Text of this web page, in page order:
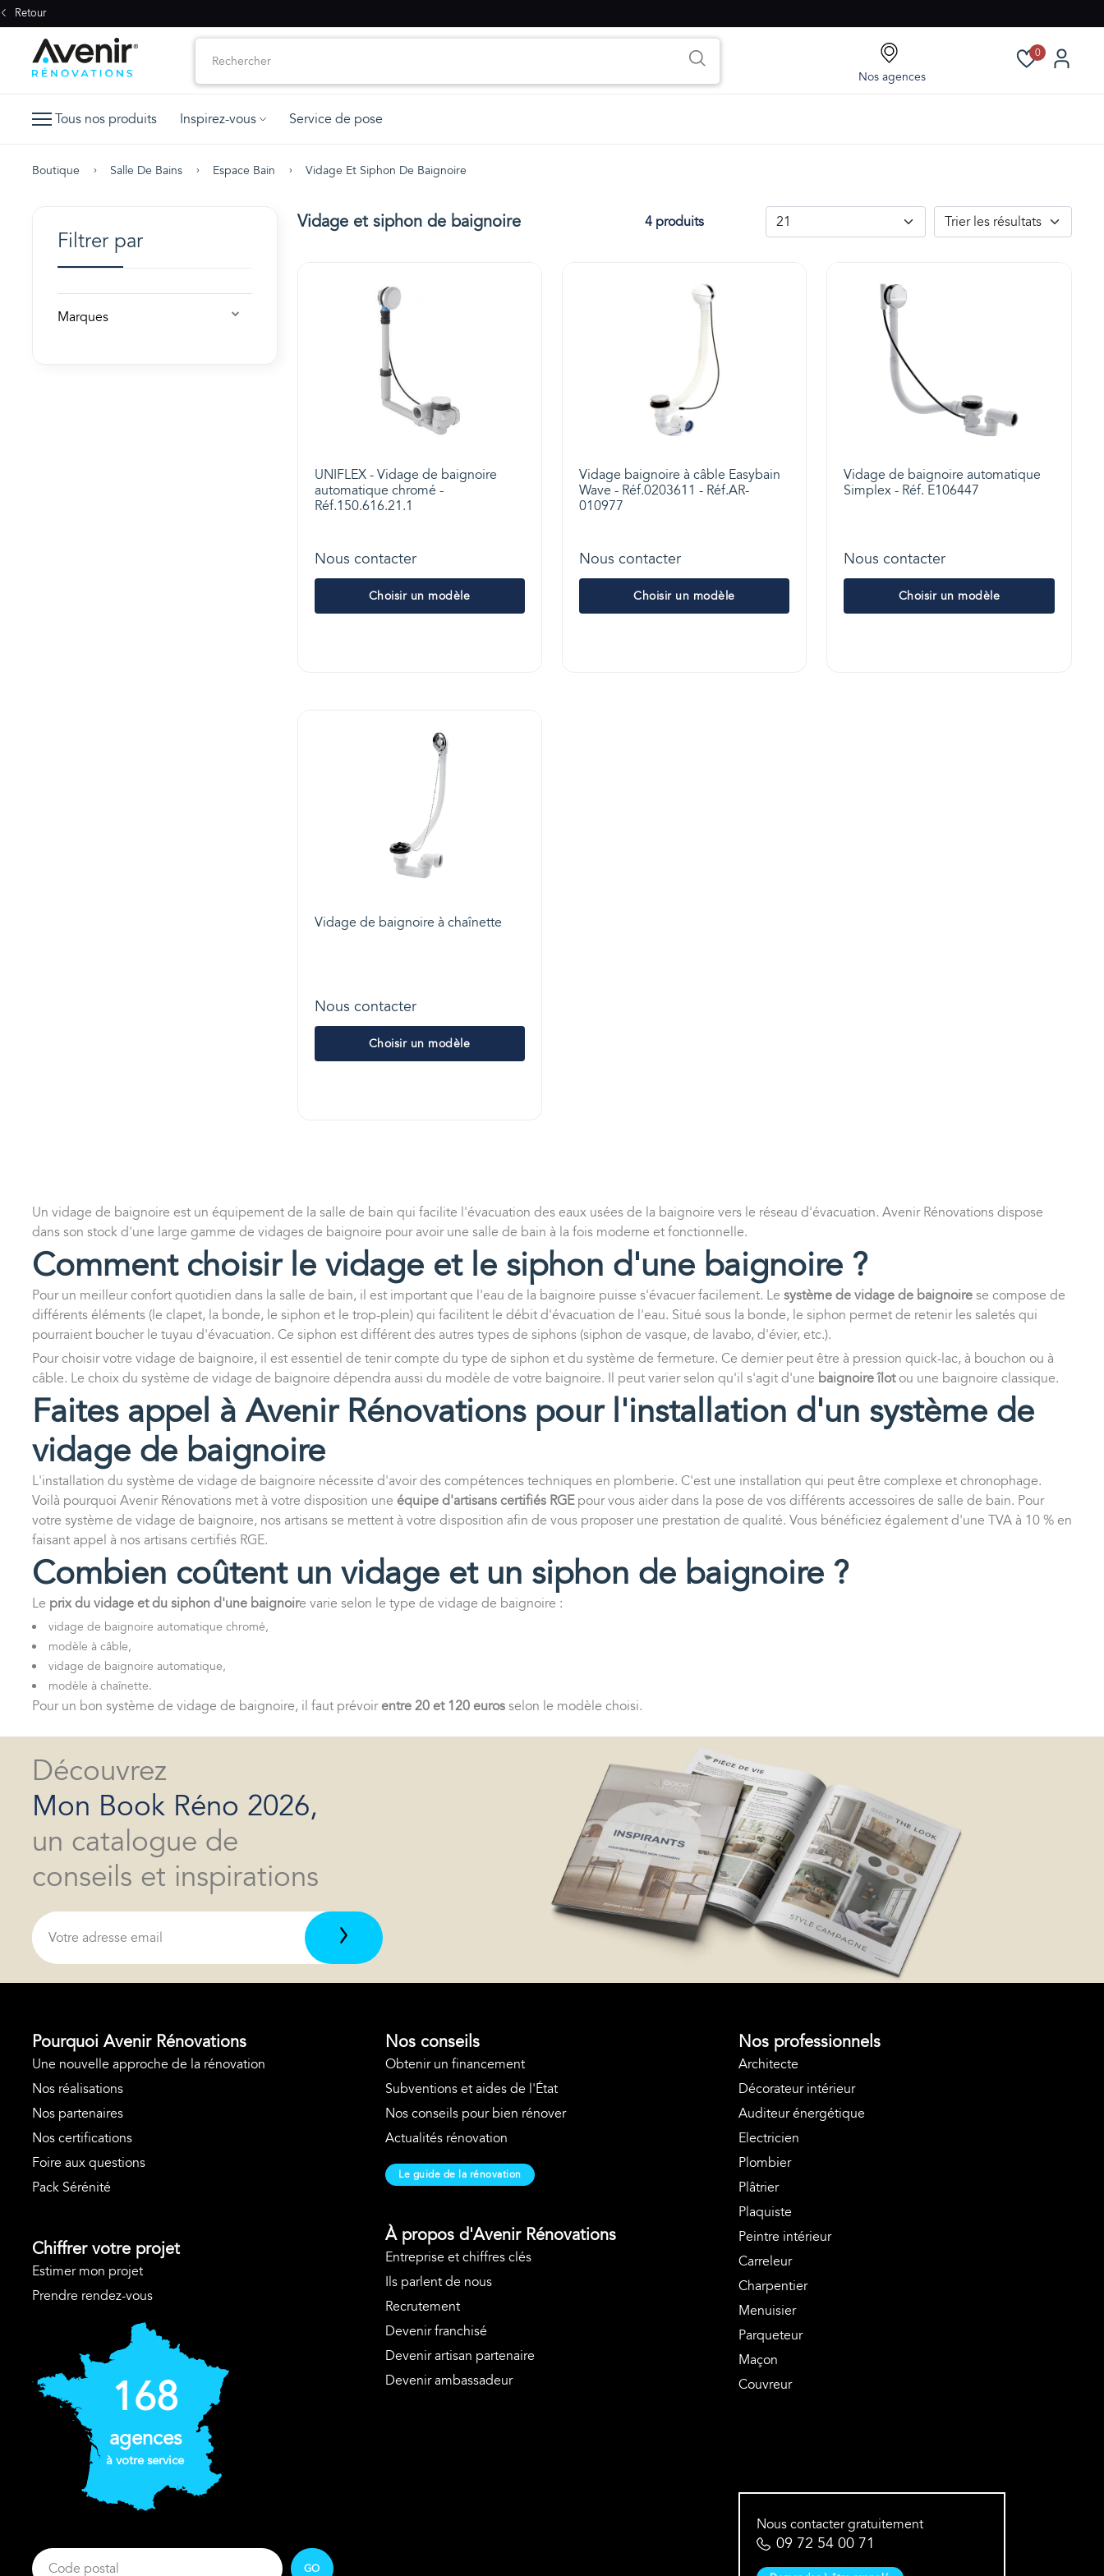
Retour
Nos agences
0
Tous nos produits Inspirez-vous Service de pose
Boutique Salle De Bains Espace Bain Vidage Et Siphon De Baignoire
Filtrer par
Marques
Vidage et siphon de baignoire 4 produits
UNIFLEX - Vidage de baignoire
automatique chromé -
Réf.150.616.21.1
Nous contacter
Choisir un modèle
Vidage baignoire à câble Easybain
Wave - Réf.0203611 - Réf.AR-
010977
Nous contacter
Choisir un modèle
Vidage de baignoire automatique
Simplex - Réf. E106447
Nous contacter
Choisir un modèle
Vidage de baignoire à chaînette
Nous contacter
Choisir un modèle
Un vidage de baignoire est un équipement de la salle de bain qui facilite l'évacuation des eaux usées de la baignoire vers le réseau d'évacuation. Avenir Rénovations dispose
dans son stock d'une large gamme de vidages de baignoire pour avoir une salle de bain à la fois moderne et fonctionnelle.
Comment choisir le vidage et le siphon d'une baignoire ?
Pour un meilleur confort quotidien dans la salle de bain, il est important que l'eau de la baignoire puisse s'évacuer facilement. Le système de vidage de baignoirese compose de
différents éléments (le clapet, la bonde, le siphon et le trop-plein) qui facilitent le débit d'évacuation de l'eau. Situé sous la bonde, le siphon permet de retenir les saletés qui
pourraient boucher le tuyau d'évacuation. Ce siphon est différent des autres types de siphons (siphon de vasque, de lavabo, d'évier, etc.).
Pour choisir votre vidage de baignoire, il est essentiel de tenir compte du type de siphon et du système de fermeture. Ce dernier peut être à pression quick-lac, à bouchon ou à
câble. Le choix du système de vidage de baignoire dépendra aussi du modèle de votre baignoire. Il peut varier selon qu'il s'agit d'une baignoire îlotou une baignoire classique.
Faites appel à Avenir Rénovations pour l'installation d'un système de
vidage de baignoire
L'installation du système de vidage de baignoire nécessite d'avoir des compétences techniques en plomberie. C'est une installation qui peut être complexe et chronophage.
Voilà pourquoi Avenir Rénovations met à votre disposition une équipe d'artisans certifiés RGEpour vous aider dans la pose de vos différents accessoires de salle de bain. Pour
votre système de vidage de baignoire, nos artisans se mettent à votre disposition afin de vous proposer une prestation de qualité. Vous bénéficiez également d'une TVA à 10 % en
faisant appel à nos artisans certifiés RGE.
Combien coûtent un vidage et un siphon de baignoire ?
Le prix du vidage et du siphon d'une baignoire varie selon le type de vidage de baignoire :
vidage de baignoire automatique chromé,
modèle à câble,
vidage de baignoire automatique,
modèle à chaînette.
Pour un bon système de vidage de baignoire, il faut prévoirentre 20 et 120 eurosselon le modèle choisi.
Découvrez
Mon Book Réno 2026,
un catalogue de
conseils et inspirations
Pourquoi Avenir Rénovations
Une nouvelle approche de la rénovation
Nos réalisations
Nos partenaires
Nos certifications
Foire aux questions
Pack Sérénité
Chiffrer votre projet
Estimer mon projet
Prendre rendez-vous
168
agences
à votre service
GO
Nos conseils
Obtenir un financement
Subventions et aides de l'État
Nos conseils pour bien rénover
Actualités rénovation
Le guide de la rénovation
À propos d'Avenir Rénovations
Entreprise et chiffres clés
Ils parlent de nous
Recrutement
Devenir franchisé
Devenir artisan partenaire
Devenir ambassadeur
Nos professionnels
Architecte
Décorateur intérieur
Auditeur énergétique
Electricien
Plombier
Plâtrier
Plaquiste
Peintre intérieur
Carreleur
Charpentier
Menuisier
Parqueteur
Maçon
Couvreur
Nous contacter gratuitement
09 72 54 00 71